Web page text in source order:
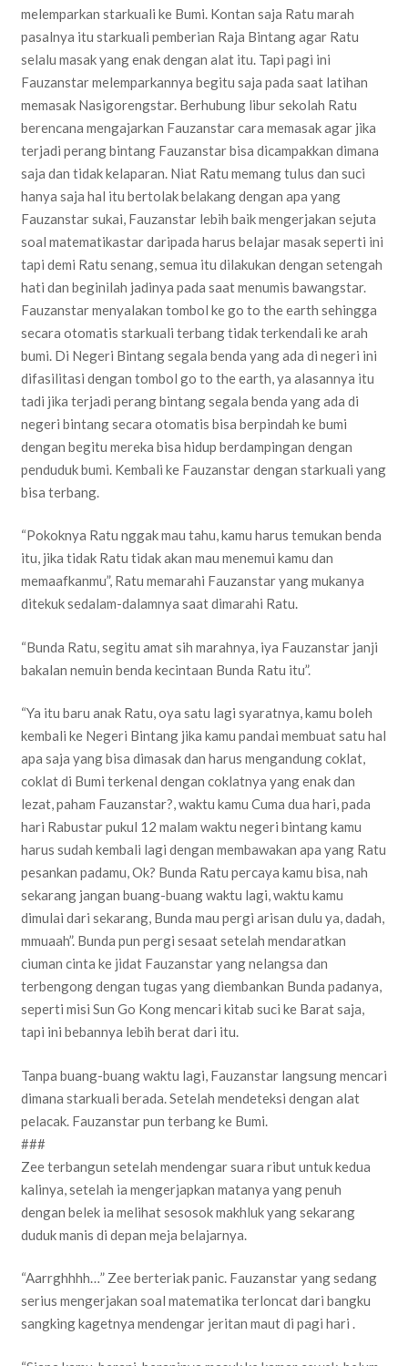
melemparkan starkuali ke Bumi. Kontan saja Ratu marah
pasalnya itu starkuali pemberian Raja Bintang agar Ratu
selalu masak yang enak dengan alat itu. Tapi pagi ini
Fauzanstar melemparkannya begitu saja pada saat latihan
memasak Nasigorengstar. Berhubung libur sekolah Ratu
berencana mengajarkan Fauzanstar cara memasak agar jika
terjadi perang bintang Fauzanstar bisa dicampakkan dimana
saja dan tidak kelaparan. Niat Ratu memang tulus dan suci
hanya saja hal itu bertolak belakang dengan apa yang
Fauzanstar sukai, Fauzanstar lebih baik mengerjakan sejuta
soal matematikastar daripada harus belajar masak seperti ini
tapi demi Ratu senang, semua itu dilakukan dengan setengah
hati dan beginilah jadinya pada saat menumis bawangstar.
Fauzanstar menyalakan tombol ke go to the earth sehingga
secara otomatis starkuali terbang tidak terkendali ke arah
bumi. Di Negeri Bintang segala benda yang ada di negeri ini
difasilitasi dengan tombol go to the earth, ya alasannya itu
tadi jika terjadi perang bintang segala benda yang ada di
negeri bintang secara otomatis bisa berpindah ke bumi
dengan begitu mereka bisa hidup berdampingan dengan
penduduk bumi. Kembali ke Fauzanstar dengan starkuali yang
bisa terbang.
“Pokoknya Ratu nggak mau tahu, kamu harus temukan benda
itu, jika tidak Ratu tidak akan mau menemui kamu dan
memaafkanmu”, Ratu memarahi Fauzanstar yang mukanya
ditekuk sedalam-dalamnya saat dimarahi Ratu.
“Bunda Ratu, segitu amat sih marahnya, iya Fauzanstar janji
bakalan nemuin benda kecintaan Bunda Ratu itu”.
“Ya itu baru anak Ratu, oya satu lagi syaratnya, kamu boleh
kembali ke Negeri Bintang jika kamu pandai membuat satu hal
apa saja yang bisa dimasak dan harus mengandung coklat,
coklat di Bumi terkenal dengan coklatnya yang enak dan
lezat, paham Fauzanstar?, waktu kamu Cuma dua hari, pada
hari Rabustar pukul 12 malam waktu negeri bintang kamu
harus sudah kembali lagi dengan membawakan apa yang Ratu
pesankan padamu, Ok? Bunda Ratu percaya kamu bisa, nah
sekarang jangan buang-buang waktu lagi, waktu kamu
dimulai dari sekarang, Bunda mau pergi arisan dulu ya, dadah,
mmuaah”. Bunda pun pergi sesaat setelah mendaratkan
ciuman cinta ke jidat Fauzanstar yang nelangsa dan
terbengong dengan tugas yang diembankan Bunda padanya,
seperti misi Sun Go Kong mencari kitab suci ke Barat saja,
tapi ini bebannya lebih berat dari itu.
Tanpa buang-buang waktu lagi, Fauzanstar langsung mencari
dimana starkuali berada. Setelah mendeteksi dengan alat
pelacak. Fauzanstar pun terbang ke Bumi.
###
Zee terbangun setelah mendengar suara ribut untuk kedua
kalinya, setelah ia mengerjapkan matanya yang penuh
dengan belek ia melihat sesosok makhluk yang sekarang
duduk manis di depan meja belajarnya.
“Aarrghhhh…” Zee berteriak panic. Fauzanstar yang sedang
serius mengerjakan soal matematika terloncat dari bangku
sangking kagetnya mendengar jeritan maut di pagi hari .